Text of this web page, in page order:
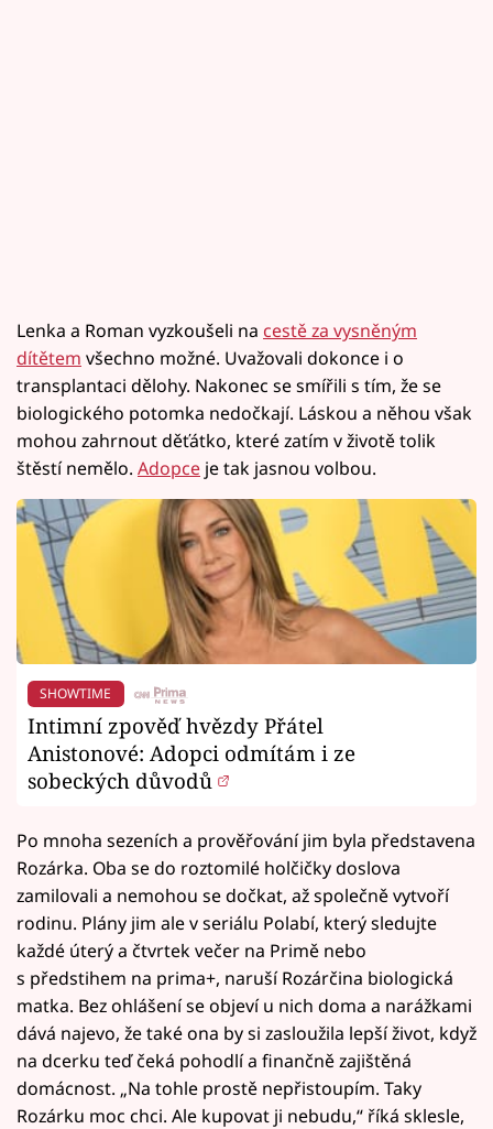
Lenka a Roman vyzkoušeli na cestě za vysněným
dítětem všechno možné. Uvažovali dokonce i o
transplantaci dělohy. Nakonec se smířili s tím, že se
biologického potomka nedočkají. Láskou a něhou však
mohou zahrnout děťátko, které zatím v životě tolik
štěstí nemělo. Adopce je tak jasnou volbou.
SHOWTIME
Intimní zpověď hvězdy Přátel
Anistonové: Adopci odmítám i ze
sobeckých důvodů
Po mnoha sezeních a prověřování jim byla představena
Rozárka. Oba se do roztomilé holčičky doslova
zamilovali a nemohou se dočkat, až společně vytvoří
rodinu. Plány jim ale v seriálu Polabí, který sledujte
každé úterý a čtvrtek večer na Primě nebo
s předstihem na prima+, naruší Rozárčina biologická
matka. Bez ohlášení se objeví u nich doma a narážkami
dává najevo, že také ona by si zasloužila lepší život, když
na dcerku teď čeká pohodlí a finančně zajištěná
domácnost. „Na tohle prostě nepřistoupím. Taky
Rozárku moc chci. Ale kupovat ji nebudu,“ říká sklesle,